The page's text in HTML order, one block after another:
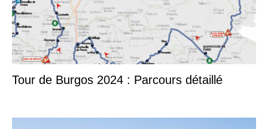
Tour de Burgos 2024 : Parcours détaillé